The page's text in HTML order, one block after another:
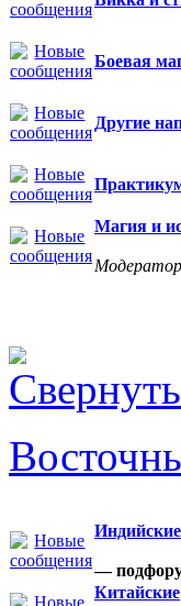
Боевая
Другие
Магия и
Индийские
—
Китайские